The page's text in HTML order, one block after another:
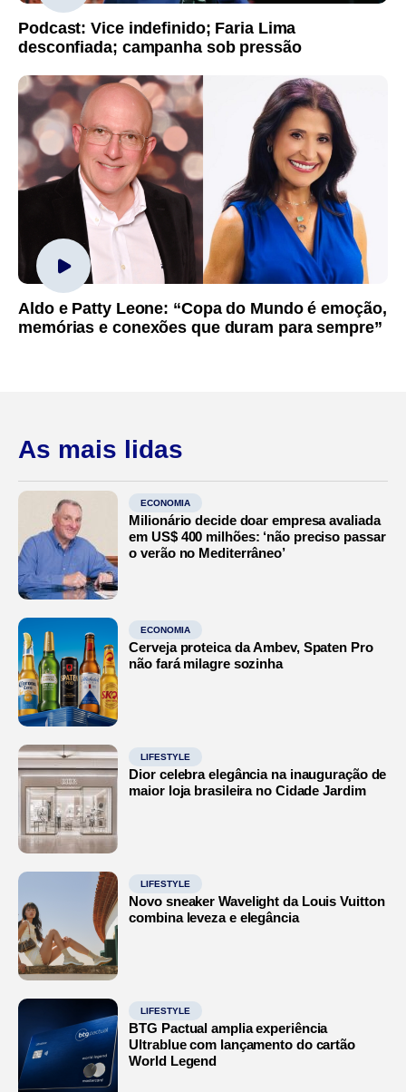
Podcast: Vice indefinido; Faria Lima
desconfiada; campanha sob pressão
Aldo e Patty Leone: “Copa do Mundo é emoção,
memórias e conexões que duram para sempre”
As mais lidas
ECONOMIA
Milionário decide doar empresa avaliada
em US$ 400 milhões: ‘não preciso passar
o verão no Mediterrâneo’
ECONOMIA
Cerveja proteica da Ambev, Spaten Pro
não fará milagre sozinha
LIFESTYLE
Dior celebra elegância na inauguração de
maior loja brasileira no Cidade Jardim
LIFESTYLE
Novo sneaker Wavelight da Louis Vuitton
combina leveza e elegância
LIFESTYLE
BTG Pactual amplia experiência
Ultrablue com lançamento do cartão
World Legend